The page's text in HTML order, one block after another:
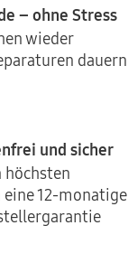
– ohne Stress
wieder
dauern
und sicher
höchsten
12-monatige